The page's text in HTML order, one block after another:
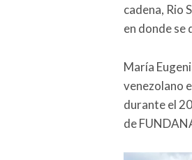
cadena, Rio
en donde se
María
venezolano
durante el
de